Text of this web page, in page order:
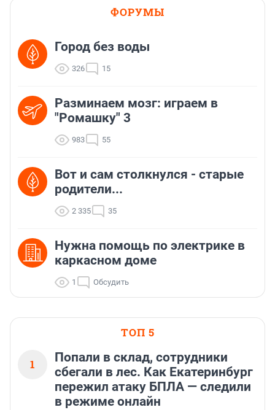
ФОРУМЫ
Город без воды
326 15
Разминаем мозг: играем в
"Ромашку" 3
983 55
Вот и сам столкнулся - старые
родители...
2 335 35
Нужна помощь по электрике в
каркасном доме
1 Обсудить
ТОП 5
1
Попали в склад, сотрудники
сбегали в лес. Как Екатеринбург
пережил атаку БПЛА — следили
в режиме онлайн